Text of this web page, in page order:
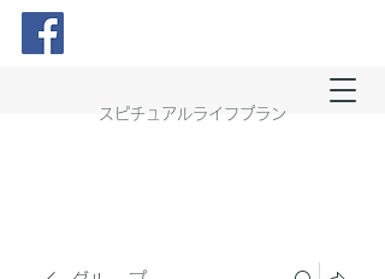
スピチュアルライフプラン